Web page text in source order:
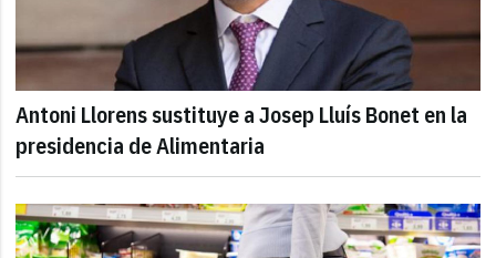
Antoni Llorens sustituye a Josep Lluís Bonet en la
presidencia de Alimentaria